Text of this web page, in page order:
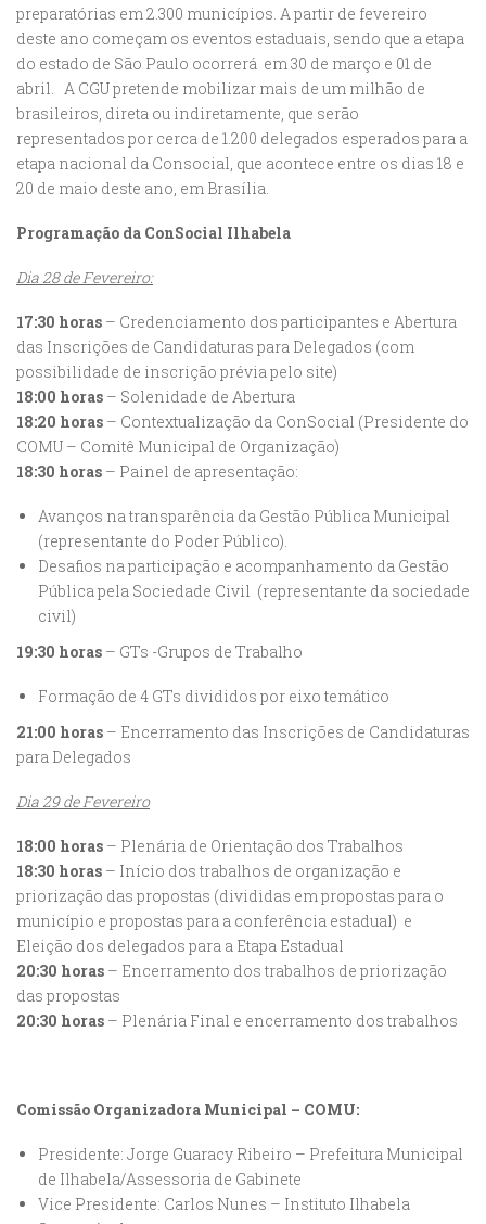
preparatórias em 2.300 municípios. A partir de fevereiro
deste ano começam os eventos estaduais, sendo que a etapa
do estado de São Paulo ocorrerá em 30 de março e 01 de
abril. A CGU pretende mobilizar mais de um milhão de
brasileiros, direta ou indiretamente, que serão
representados por cerca de 1.200 delegados esperados para a
etapa nacional da Consocial, que acontece entre os dias 18 e
20 de maio deste ano, em Brasília.
Programação da ConSocial Ilhabela
Dia 28 de Fevereiro:
17:30 horas – Credenciamento dos participantes e Abertura
das Inscrições de Candidaturas para Delegados (com
possibilidade de inscrição prévia pelo site)
18:00 horas – Solenidade de Abertura
18:20 horas – Contextualização da ConSocial (Presidente do
COMU – Comitê Municipal de Organização)
18:30 horas – Painel de apresentação:
Avanços na transparência da Gestão Pública Municipal
(representante do Poder Público).
Desafios na participação e acompanhamento da Gestão
Pública pela Sociedade Civil (representante da sociedade
civil)
19:30 horas – GTs -Grupos de Trabalho
Formação de 4 GTs divididos por eixo temático
21:00 horas – Encerramento das Inscrições de Candidaturas
para Delegados
Dia 29 de Fevereiro
18:00 horas – Plenária de Orientação dos Trabalhos
18:30 horas – Início dos trabalhos de organização e
priorização das propostas (divididas em propostas para o
município e propostas para a conferência estadual) e
Eleição dos delegados para a Etapa Estadual
20:30 horas – Encerramento dos trabalhos de priorização
das propostas
20:30 horas – Plenária Final e encerramento dos trabalhos
Comissão Organizadora Municipal – COMU:
Presidente: Jorge Guaracy Ribeiro – Prefeitura Municipal
de Ilhabela/Assessoria de Gabinete
Vice Presidente: Carlos Nunes – Instituto Ilhabela